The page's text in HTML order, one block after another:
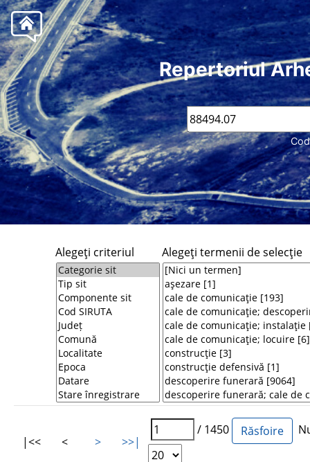
Repertoriul
Cod
Alegeţi criteriul Alegeţi termenii de selecţie
|<< < > >>|
/ 1450